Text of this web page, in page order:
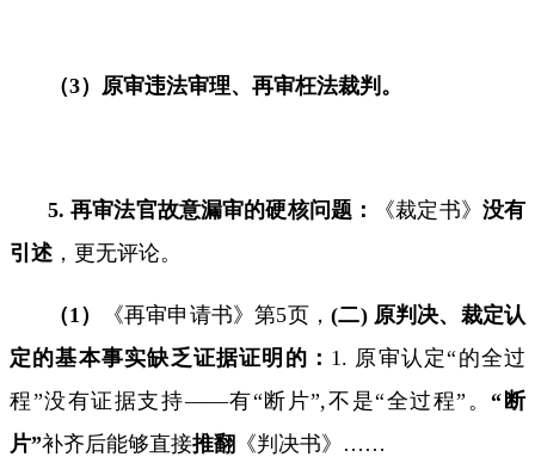
（3）原审违法审理、再审枉法裁判。
5.再审法官故意漏审的硬核问题： 《裁定书》 没有
引述 ，更无评论。
（1 ） 《再审申请书》第5页，(二) 原判决、裁定认
定的基本事实缺乏证据证明的： 1. 原审认定“的全过
程”没有证据支持——有“断片”, 不是“全过程” 。 “ 断
片”补齐后能够直接推翻 《判决书》 ……